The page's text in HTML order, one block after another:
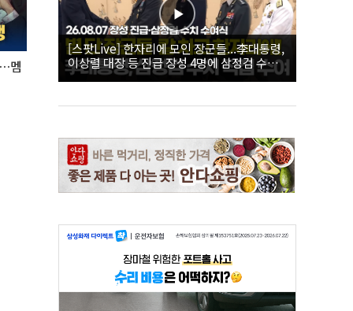
멤
[스팟Live] 한자리에 모인 장군들...李대통령,
이상렬 대장 등 진급 장성 4명에 삼정검 수치
직접 수여｜26.08.07 장성 진급·삼정검 수치